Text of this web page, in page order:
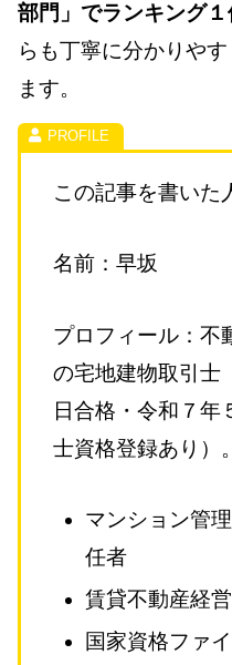
部門」でランキング１
らも丁寧に分かりや
ます。
この記事を書いた
名前：早坂
プロフィール：不
の宅地建物取引士
日合格・令和７年
士資格登録あり）
マンション管
任者
賃貸不動産経
国家資格ファ